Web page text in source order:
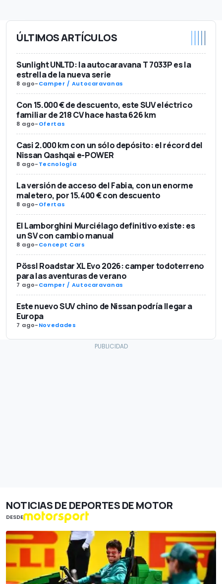
ÚLTIMOS ARTÍCULOS
Sunlight UNLTD: la autocaravana T 7033P es la
estrella de la nueva serie
8 ago-Camper / Autocaravanas
Con 15.000 € de descuento, este SUV eléctrico
familiar de 218 CV hace hasta 626 km
8 ago-Ofertas
Casi 2.000 km con un sólo depósito: el récord del
Nissan Qashqai e-POWER
8 ago-Tecnología
La versión de acceso del Fabia, con un enorme
maletero, por 15.400 € con descuento
8 ago-Ofertas
El Lamborghini Murciélago definitivo existe: es
un SV con cambio manual
8 ago-Concept Cars
Pössl Roadstar XL Evo 2026: camper todoterreno
para las aventuras de verano
7 ago-Camper / Autocaravanas
Este nuevo SUV chino de Nissan podría llegar a
Europa
7 ago-Novedades
NOTICIAS DE DEPORTES DE MOTOR
DESDE